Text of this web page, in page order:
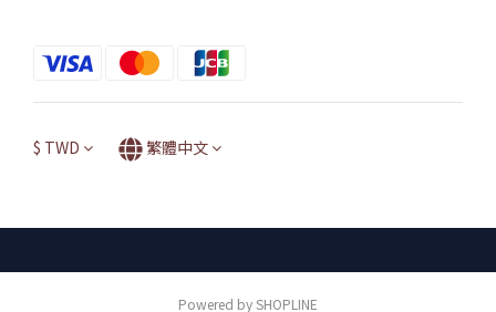
$ TWD 繁體中文
Powered by SHOPLINE